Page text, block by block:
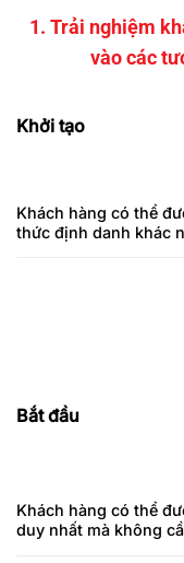
1. Trải nghiệm
vào các
Khởi tạo
Khách hàng có thể
thức định danh khác
Bắt đầu
Khách hàng có thể
duy nhất mà không